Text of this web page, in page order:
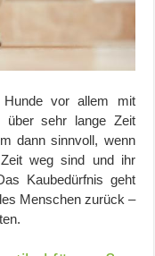
vor allem mit
über sehr lange Zeit
dann sinnvoll, wenn
weg sind und ihr
Kaubedürfnis geht
Menschen zurück –